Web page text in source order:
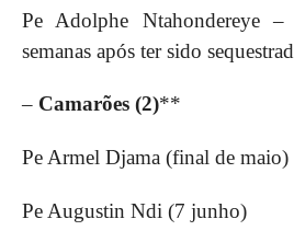
Pe Adolphe Ntahondereye
semanas após ter sido
– Camarões (2)**
Pe Armel Djama (final de maio)
Pe Augustin Ndi (7 junho)